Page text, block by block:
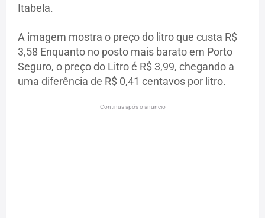
Itabela.
A imagem mostra o preço do litro que custa R$
3,58 Enquanto no posto mais barato em Porto
Seguro, o preço do Litro é R$ 3,99, chegando a
uma diferência de R$ 0,41 centavos por litro.
Continua após o anuncio